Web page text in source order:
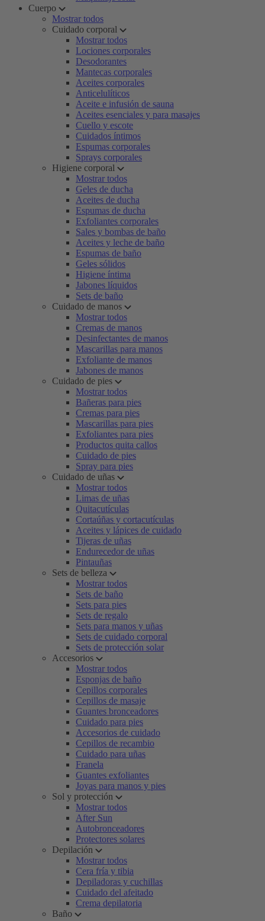
Cuerpo
Mostrar todos
Cuidado corporal
Mostrar todos
Lociones corporales
Desodorantes
Mantecas corporales
Aceites corporales
Anticelulíticos
Aceite e infusión de sauna
Aceites esenciales y para masajes
Cuello y escote
Cuidados íntimos
Espumas corporales
Sprays corporales
Higiene corporal
Mostrar todos
Geles de ducha
Aceites de ducha
Espumas de ducha
Exfoliantes corporales
Sales y bombas de baño
Aceites y leche de baño
Espumas de baño
Geles sólidos
Higiene íntima
Jabones líquidos
Sets de baño
Cuidado de manos
Mostrar todos
Cremas de manos
Desinfectantes de manos
Mascarillas para manos
Exfoliante de manos
Jabones de manos
Cuidado de pies
Mostrar todos
Bañeras para pies
Cremas para pies
Mascarillas para pies
Exfoliantes para pies
Productos quita callos
Cuidado de pies
Spray para pies
Cuidado de uñas
Mostrar todos
Limas de uñas
Quitacutículas
Cortaúñas y cortacutículas
Aceites y lápices de cuidado
Tijeras de uñas
Endurecedor de uñas
Pintauñas
Sets de belleza
Mostrar todos
Sets de baño
Sets para pies
Sets de regalo
Sets para manos y uñas
Sets de cuidado corporal
Sets de protección solar
Accesorios
Mostrar todos
Esponjas de baño
Cepillos corporales
Cepillos de masaje
Guantes bronceadores
Cuidado para pies
Accesorios de cuidado
Cepillos de recambio
Cuidado para uñas
Franela
Guantes exfoliantes
Joyas para manos y pies
Sol y protección
Mostrar todos
After Sun
Autobronceadores
Protectores solares
Depilación
Mostrar todos
Cera fría y tibia
Depiladoras y cuchillas
Cuidado del afeitado
Crema depilatoria
Baño